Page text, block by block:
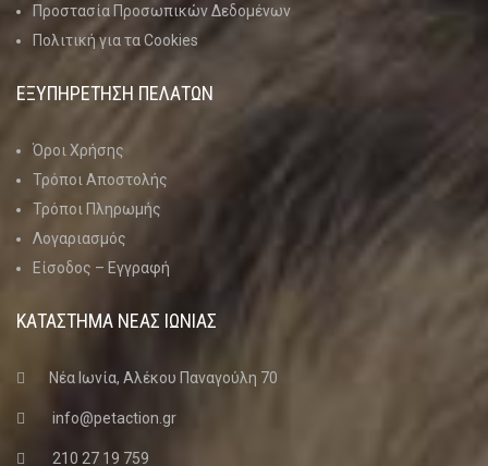
Προστασία Προσωπικών Δεδομένων
Πολιτική για τα Cookies
ΕΞΥΠΗΡΕΤΗΣΗ ΠΕΛΑΤΩΝ
Όροι Χρήσης
Τρόποι Αποστολής
Τρόποι Πληρωμής
Λογαριασμός
Είσοδος – Εγγραφή
ΚΑΤΑΣΤΗΜΑ ΝΈΑΣ ΙΩΝΊΑΣ
Νέα Ιωνία, Αλέκου Παναγούλη 70
info@petaction.gr
210 27 19 759